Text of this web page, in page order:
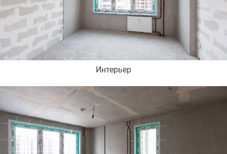
Интерьер